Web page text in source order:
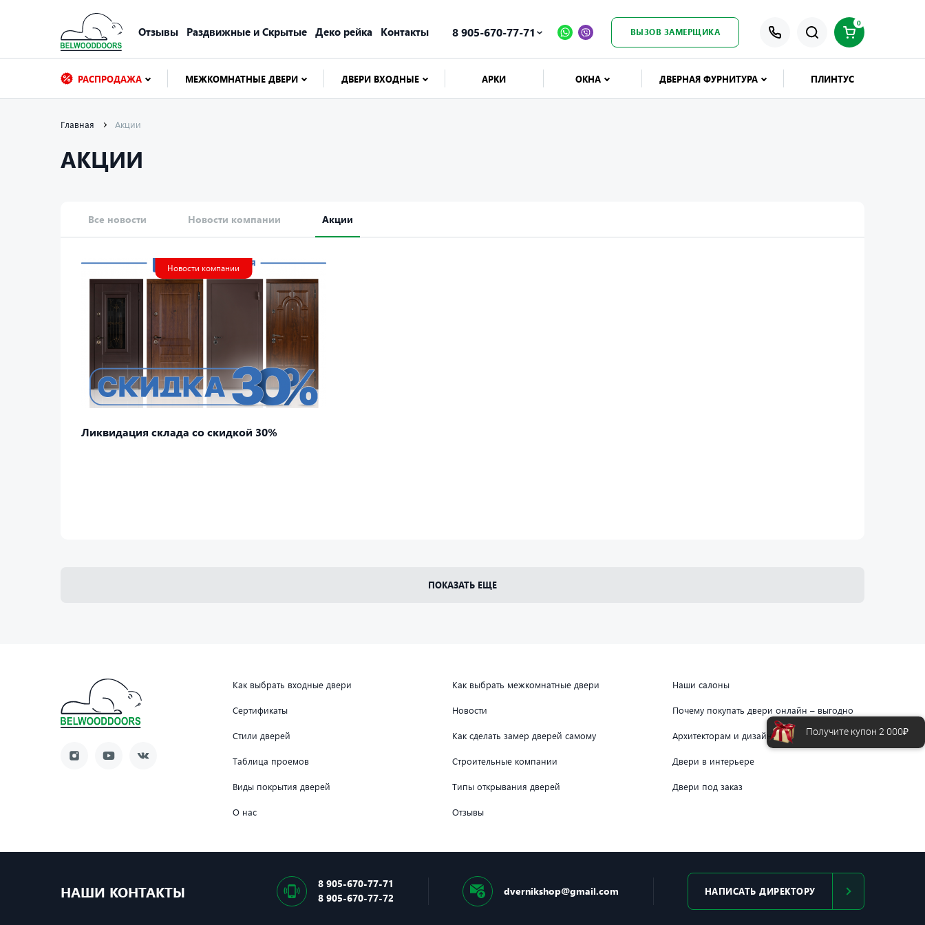
Отзывы Раздвижные и Скрытые Деко рейка Контакты 8 905-670-77-71 ВЫЗОВ ЗАМЕРЩИКА
0
РАСПРОДАЖА МЕЖКОМНАТНЫЕ ДВЕРИ ДВЕРИ ВХОДНЫЕ АРКИ ОКНА ДВЕРНАЯ ФУРНИТУРА ПЛИНТУС
Главная Акции
АКЦИИ
Все новости Новости компании Акции
Новости компании
Ликвидация склада со скидкой 30%
ПОКАЗАТЬ ЕЩЕ
Как выбрать входные двери Как выбрать межкомнатные двери Наши салоны
Сертификаты Новости Почему покупать двери онлайн – выгодно
Стили дверей Как сделать замер дверей самому Архитекторам и дизайнерам
Таблица проемов Строительные компании Двери в интерьере
Виды покрытия дверей Типы открывания дверей Двери под заказ
О нас Отзывы
НАШИ КОНТАКТЫ
8 905-670-77-71
8 905-670-77-72
dvernikshop@gmail.com НАПИСАТЬ ДИРЕКТОРУ
Получите купон 2 000₽